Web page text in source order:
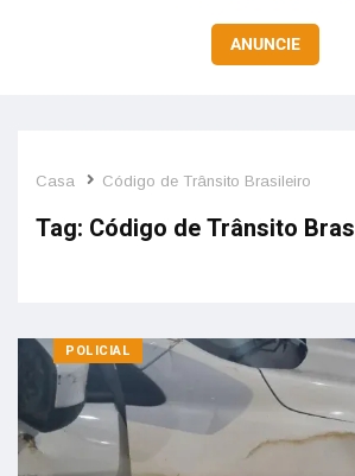
ANUNCIE
Casa Código de Trânsito Brasileiro
Tag: Código de Trânsito
POLICIAL